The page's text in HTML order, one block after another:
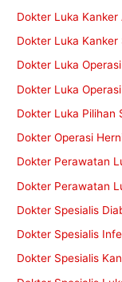
Dokter Luka Kanker
Dokter Luka Kanker
Dokter Luka
Dokter Luka
Dokter Luka Pilihan
Dokter Operasi
Dokter Perawatan
Dokter Perawatan
Dokter Spesialis
Dokter Spesialis
Dokter Spesialis